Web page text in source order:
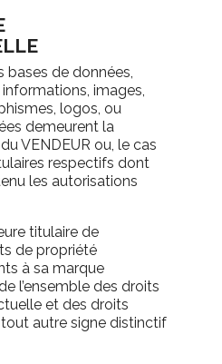
bases de données,
images,
logos, ou
demeurent la
VENDEUR ou, le cas
respectifs dont
les autorisations
titulaire de
de propriété
à sa marque
l’ensemble des droits
et des droits
tout autre signe distinctif